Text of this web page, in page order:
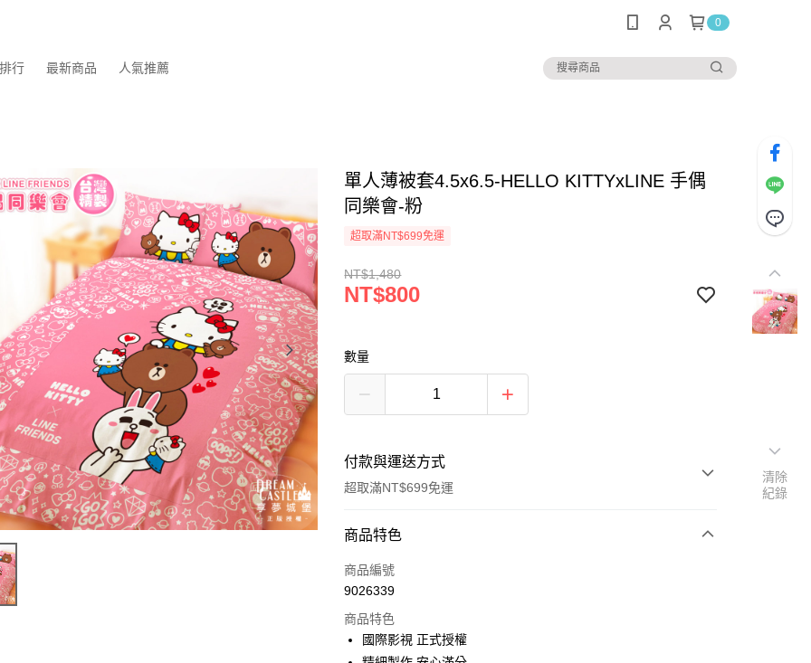
0
行 最新商品 人氣推薦
單人薄被套4.5x6.5-HELLO KITTYxLINE 手偶
同樂會-粉
超取滿NT$699免運
NT$1,480
NT$800
數量
付款與運送方式
超取滿NT$699免運
付款方式
信用卡一次付款
LINE Pay
商品特色
商品編號
9026339
商品特色
國際影視 正式授權
清除
紀錄